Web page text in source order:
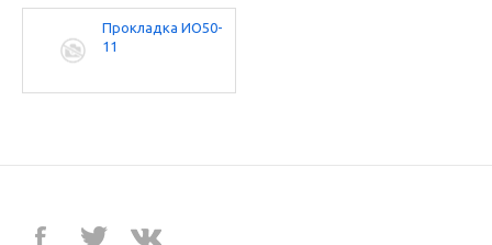
Прокладка ИО50-
11